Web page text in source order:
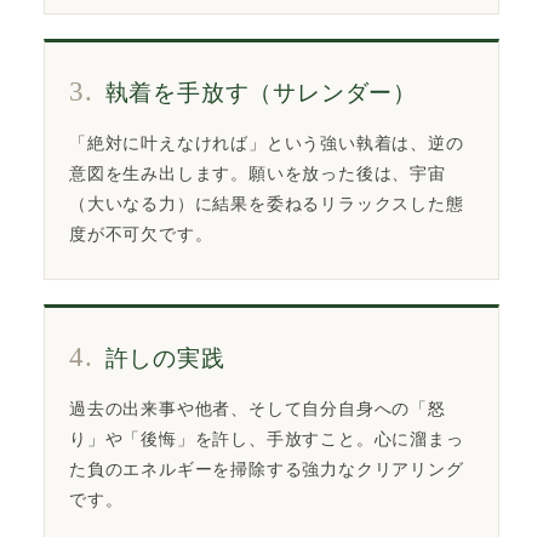
3. 執着を手放す（サレンダー）
「絶対に叶えなければ」という強い執着は、逆の
意図を生み出します。願いを放った後は、宇宙
（大いなる力）に結果を委ねるリラックスした態
度が不可欠です。
4. 許しの実践
過去の出来事や他者、そして自分自身への「怒
り」や「後悔」を許し、手放すこと。心に溜まっ
た負のエネルギーを掃除する強力なクリアリング
です。